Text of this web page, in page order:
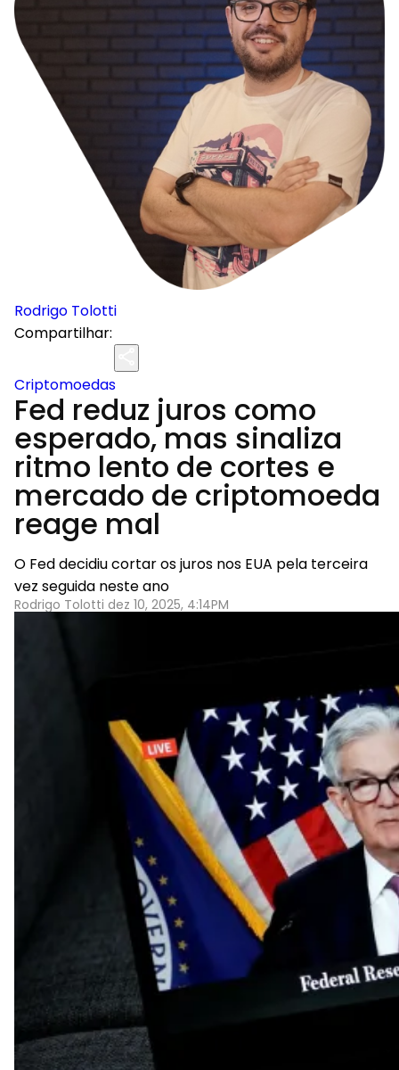
Rodrigo Tolotti
Compartilhar:
Criptomoedas
Fed reduz juros como
esperado, mas sinaliza
ritmo lento de cortes e
mercado de criptomoeda
reage mal
O Fed decidiu cortar os juros nos EUA pela terceira
vez seguida neste ano
Rodrigo Tolotti dez 10, 2025, 4:14PM